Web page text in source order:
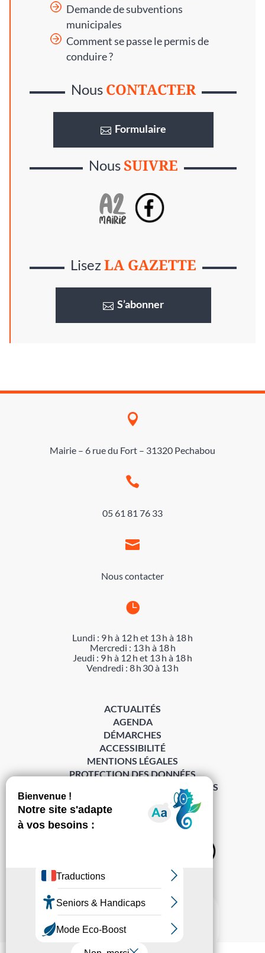
Demande de subventions
municipales
Comment se passe le permis de
conduire ?
Nous CONTACTER
Formulaire
NousSUIVRE
LisezLA GAZETTE
S’abonner

Mairie – 6 rue du Fort – 31320 Pechabou

05 61 81 76 33

Nous contacter

Lundi : 9 h à 12 h et 13 h à 18 h
Mercredi : 13 h à 18 h
Jeudi : 9 h à 12 h et 13 h à 18 h
Vendredi : 8 h 30 à 13 h
S’abonner à la Gazette ›
ACTUALITÉS
AGENDA
DÉMARCHES
ACCESSIBILITÉ
MENTIONS LÉGALES
PROTECTION DES DONNÉES
POLITIQUE DE GESTION DES COOKIES